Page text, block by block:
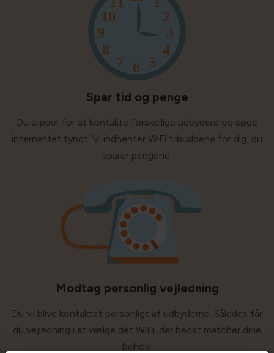
Spar tid og penge
Du slipper for at kontakte forskellige udbydere og søge
internettet tyndt. Vi indhenter WiFi tilbuddene for dig, du
sparer pengene.
Modtag personlig vejledning
Du vil blive kontaktet personligt af udbyderne. Således får
du vejledning i at vælge det WiFi, der bedst matcher dine
behov.